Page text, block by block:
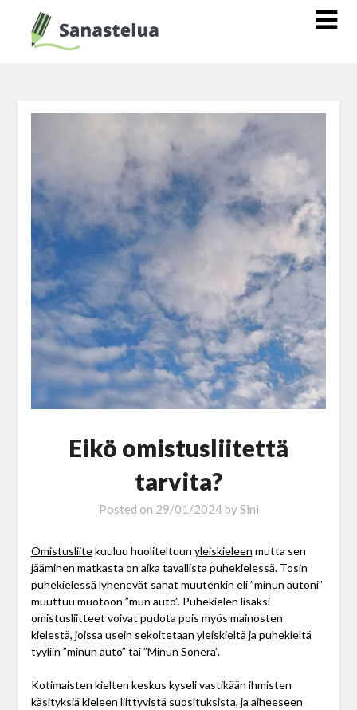
Eikö omistusliitettä
tarvita?
Posted on 29/01/2024by Sini
Omistusliitekuuluu huoliteltuun yleiskieleen mutta sen
jääminen matkasta on aika tavallista puhekielessä. Tosin
puhekielessä lyhenevät sanat muutenkin eli ”minun autoni”
muuttuu muotoon ”mun auto”. Puhekielen lisäksi
omistusliitteet voivat pudota pois myös mainosten
kielestä, joissa usein sekoitetaan yleiskieltä ja puhekieltä
tyyliin ”minun auto” tai ”Minun Sonera”.
Kotimaisten kielten keskus kyseli vastikään ihmisten
käsityksiä kieleen liittyvistä suosituksista, ja aiheeseen